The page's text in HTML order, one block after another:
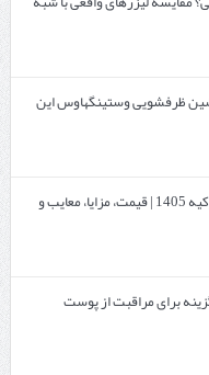
ظرفشویی وستینگهاوس این
هزینه ایمپلنت دندان در ترکیه 1405 | قیمت، مزایا، معایب و
برای مراقبت از پوست